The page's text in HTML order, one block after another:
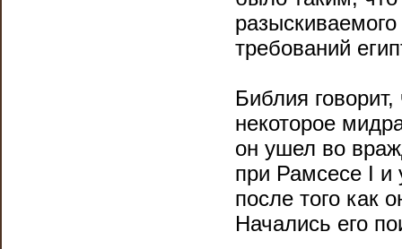
требований
Библия
некоторое
он ушел во
при Рамсесе I и
после того как
Начались его